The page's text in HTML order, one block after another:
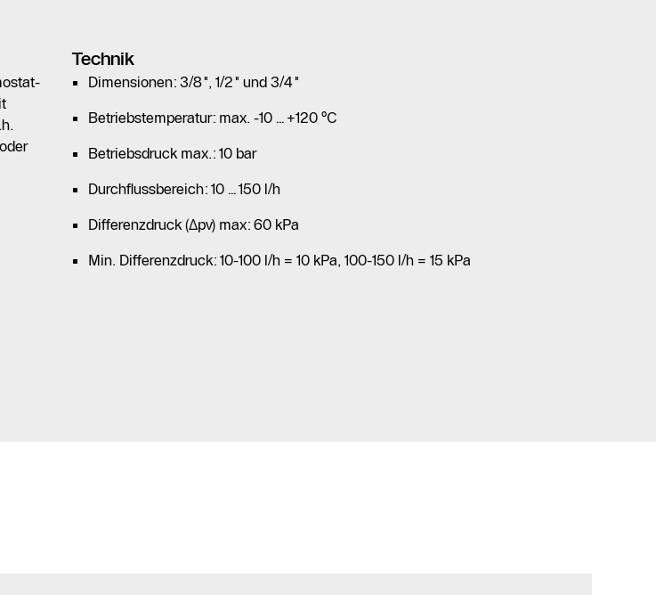
Technik
Dimensionen: 3/8", 1/2" und 3/4"
Betriebstemperatur: max. -10…+120 °C
Betriebsdruck max.: 10 bar
Durchflussbereich: 10…150 l/h
Differenzdruck (Δpv) max: 60 kPa
Min. Differenzdruck: 10-100 l/h = 10 kPa, 100-150 l/h = 15 kPa